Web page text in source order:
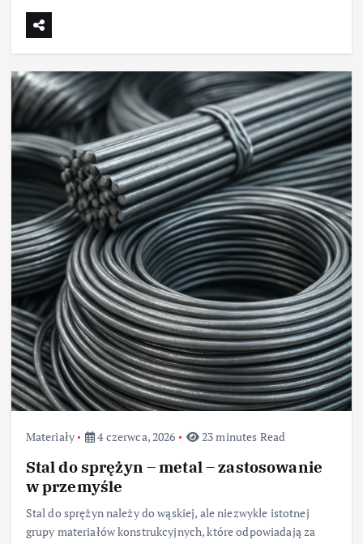
Materiały 4 czerwca, 2026 23 minutes Read
Stal do sprężyn – metal – zastosowanie
w przemyśle
Stal do sprężyn należy do wąskiej, ale niezwykle istotnej
grupy materiałów konstrukcyjnych, które odpowiadają za